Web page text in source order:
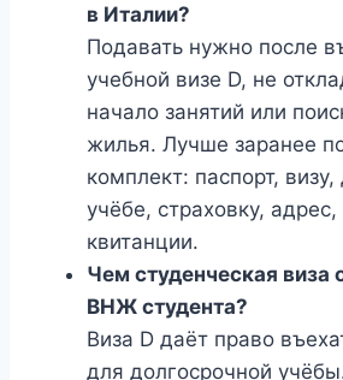
в Италии?
Подавать нужно после
учебной визе D, не
начало занятий или
жилья. Лучше заранее
комплект: паспорт,
учёбе, страховку,
квитанции.
Чем студенческая виза
ВНЖ студента?
Виза D даёт право
для долгосрочной